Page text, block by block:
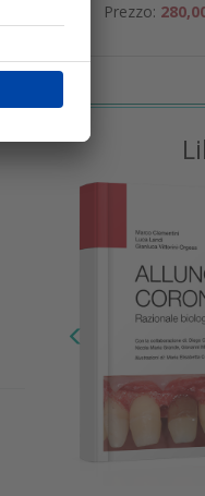
Prezzo: